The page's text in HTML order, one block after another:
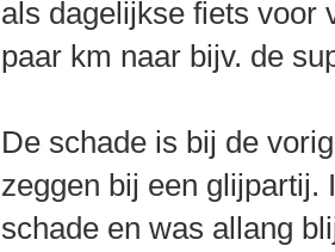
als dagelijkse fiets voor
paar km naar bijv. de
De schade is bij de
zeggen bij een glijpartij.
schade en was allang